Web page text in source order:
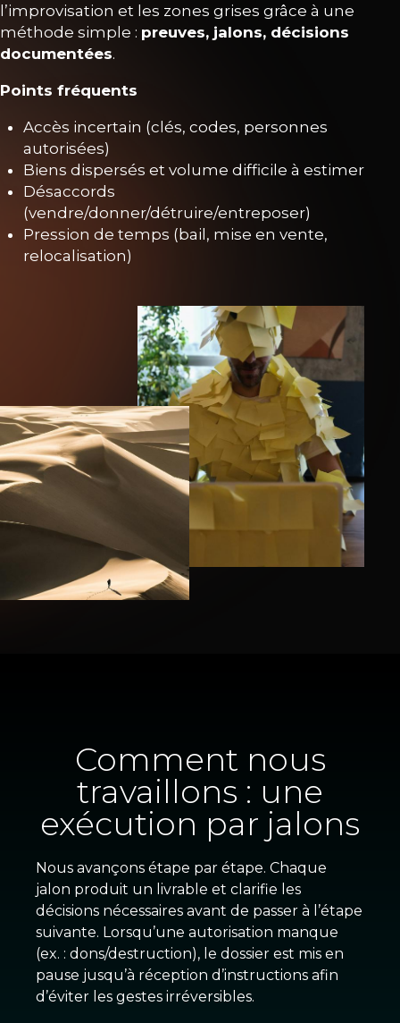
l’improvisation et les zones grises grâce à une
méthode simple : preuves, jalons, décisions
documentées.
Points fréquents
Accès incertain (clés, codes, personnes
autorisées)
Biens dispersés et volume difficile à estimer
Désaccords
(vendre/donner/détruire/entreposer)
Pression de temps (bail, mise en vente,
relocalisation)
Comment nous
travaillons : une
exécution par jalons
Nous avançons étape par étape. Chaque
jalon produit un livrable et clarifie les
décisions nécessaires avant de passer à l’étape
suivante. Lorsqu’une autorisation manque
(ex. : dons/destruction), le dossier est mis en
pause jusqu’à réception d’instructions afin
d’éviter les gestes irréversibles.